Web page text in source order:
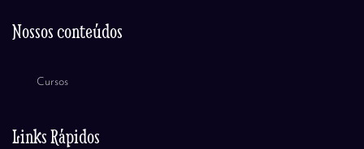
Nossos conteúdos
Cursos
Links Rápidos